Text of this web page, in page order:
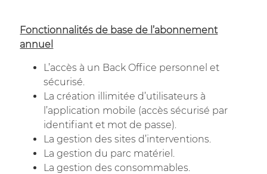
Fonctionnalités de base de l’abonnement
annuel
L’accès à un Back Office personnel et
sécurisé.
La création illimitée d’utilisateurs à
l’application mobile (accès sécurisé par
identifiant et mot de passe).
La gestion des sites d’interventions.
La gestion du parc matériel.
La gestion des consommables.